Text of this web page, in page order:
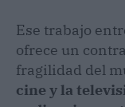
Ese trabajo
ofrece un
fragilidad del
cine y la